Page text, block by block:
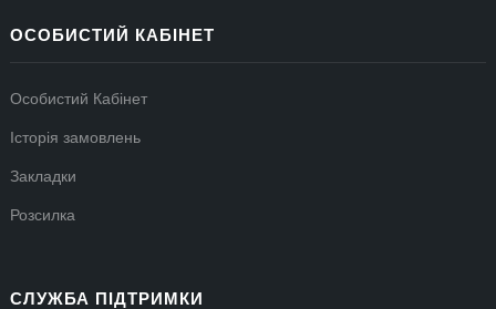
ОСОБИСТИЙ КАБІНЕТ
Особистий Кабінет
Історія замовлень
Закладки
Розсилка
СЛУЖБА ПІДТРИМКИ